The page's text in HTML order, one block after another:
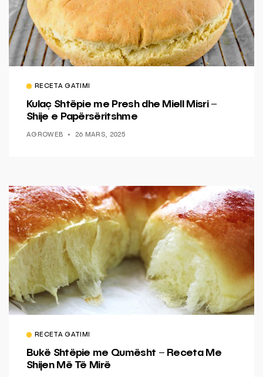
RECETA GATIMI
Kulaç Shtëpie me Presh dhe Miell Misri –
Shije e Papërsëritshme
AGROWEB 26 MARS, 2025
RECETA GATIMI
Bukë Shtëpie me Qumësht – Receta Me
Shijen Më Të Mirë